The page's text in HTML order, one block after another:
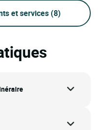
et services (8)